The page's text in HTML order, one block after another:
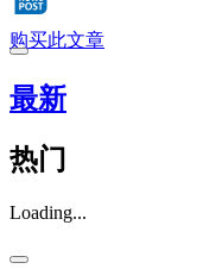
购买此文章
最新
热门
Loading...